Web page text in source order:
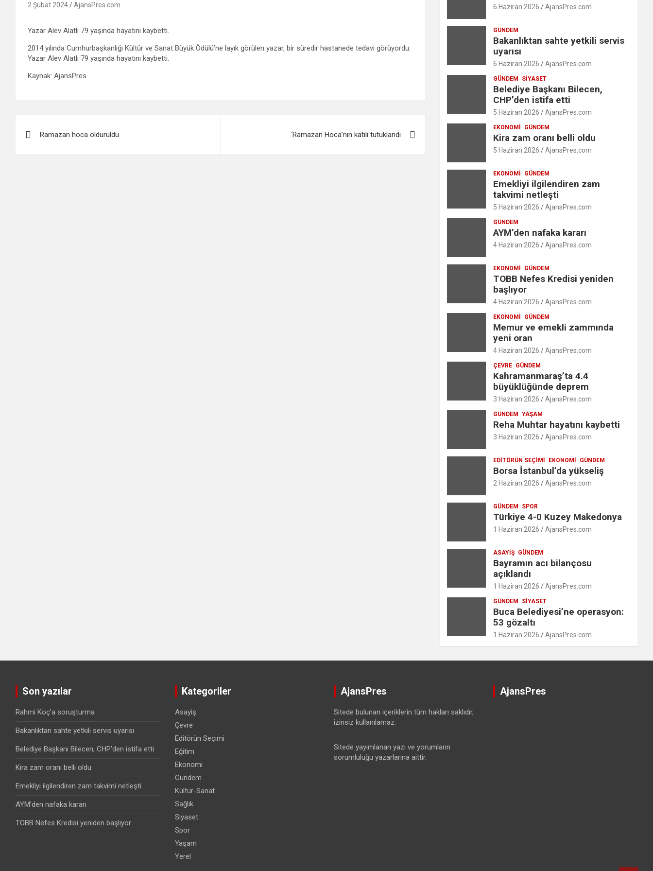
2 Şubat 2024 AjansPres.com
Yazar Alev Alatlı 79 yaşında hayatını kaybetti.
2014 yılında Cumhurbaşkanlığı Kültür ve Sanat Büyük Ödülü’ne layık görülen yazar, bir süredir hastanede tedavi görüyordu.
Yazar Alev Alatlı 79 yaşında hayatını kaybetti.
Kaynak: AjansPres
gezinmesi
Ramazan hoca öldürüldü ‘Ramazan Hoca’nın katili tutuklandı
6 Haziran 2026 AjansPres.com
GÜNDEM
Bakanlıktan sahte yetkili servis
uyarısı
6 Haziran 2026 AjansPres.com
GÜNDEM SIYASET
Belediye Başkanı Bilecen,
CHP’den istifa etti
5 Haziran 2026 AjansPres.com
EKONOMI GÜNDEM
Kira zam oranı belli oldu
5 Haziran 2026 AjansPres.com
EKONOMI GÜNDEM
Emekliyi ilgilendiren zam
takvimi netleşti
5 Haziran 2026 AjansPres.com
GÜNDEM
AYM’den nafaka kararı
4 Haziran 2026 AjansPres.com
EKONOMI GÜNDEM
TOBB Nefes Kredisi yeniden
başlıyor
4 Haziran 2026 AjansPres.com
EKONOMI GÜNDEM
Memur ve emekli zammında
yeni oran
4 Haziran 2026 AjansPres.com
ÇEVRE GÜNDEM
Kahramanmaraş’ta 4.4
büyüklüğünde deprem
3 Haziran 2026 AjansPres.com
GÜNDEM YAŞAM
Reha Muhtar hayatını kaybetti
3 Haziran 2026 AjansPres.com
EDITÖRÜN SEÇIMI EKONOMI GÜNDEM
Borsa İstanbul’da yükseliş
2 Haziran 2026 AjansPres.com
GÜNDEM SPOR
Türkiye 4-0 Kuzey Makedonya
1 Haziran 2026 AjansPres.com
ASAYIŞ GÜNDEM
Bayramın acı bilançosu
açıklandı
1 Haziran 2026 AjansPres.com
GÜNDEM SIYASET
Buca Belediyesi’ne operasyon:
53 gözaltı
1 Haziran 2026 AjansPres.com
Son yazılar
Rahmi Koç’a soruşturma
Bakanlıktan sahte yetkili servis uyarısı
Belediye Başkanı Bilecen, CHP’den istifa etti
Kira zam oranı belli oldu
Emekliyi ilgilendiren zam takvimi netleşti
AYM’den nafaka kararı
TOBB Nefes Kredisi yeniden başlıyor
Kategoriler
Asayiş
Çevre
Editörün Seçimi
Eğitim
Ekonomi
Gündem
Kültür-Sanat
Sağlık
Siyaset
Spor
Yaşam
Yerel
AjansPres
Sitede bulunan içeriklerin tüm hakları saklıdır,
izinsiz kullanılamaz.
Sitede yayımlanan yazı ve yorumların
sorumluluğu yazarlarına aittir.
AjansPres